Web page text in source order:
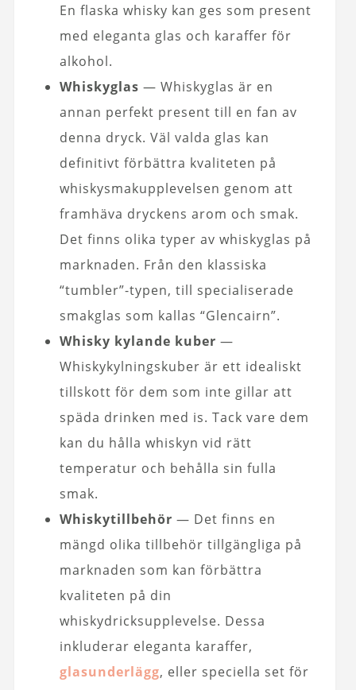
En flaska whisky kan ges som present
med eleganta glas och karaffer för
alkohol.
Whiskyglas — Whiskyglas är en
annan perfekt present till en fan av
denna dryck. Väl valda glas kan
definitivt förbättra kvaliteten på
whiskysmakupplevelsen genom att
framhäva dryckens arom och smak.
Det finns olika typer av whiskyglas på
marknaden. Från den klassiska
“tumbler”-typen, till specialiserade
smakglas som kallas “Glencairn”.
Whisky kylande kuber —
Whiskykylningskuber är ett idealiskt
tillskott för dem som inte gillar att
späda drinken med is. Tack vare dem
kan du hålla whiskyn vid rätt
temperatur och behålla sin fulla
smak.
Whiskytillbehör — Det finns en
mängd olika tillbehör tillgängliga på
marknaden som kan förbättra
kvaliteten på din
whiskydricksupplevelse. Dessa
inkluderar eleganta karaffer,
glasunderlägg, eller speciella set för